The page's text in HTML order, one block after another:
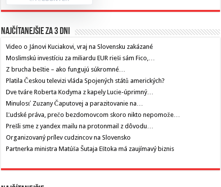
Najčítanejšie za 3 dni
Video o Jánovi Kuciakovi, vraj na Slovensku zakázané
Moslimskú investíciu za miliardu EUR rieši sám Fico,…
Z brucha beštie – ako fungujú súkromné…
Platila Českou televizi vláda Spojených států amerických?
Dve tváre Roberta Kodyma z kapely Lucie-úprimný…
Minulosť Zuzany Čaputovej a parazitovanie na…
Ľudské práva, prečo bezdomovcom skoro nikto nepomože…
Prešli sme z yandex mailu na protonmail z dôvodu…
Organizovaný prílev cudzincov na Slovensko
Partnerka ministra Matúša Šutaja Eštoka má zaujímavý biznis